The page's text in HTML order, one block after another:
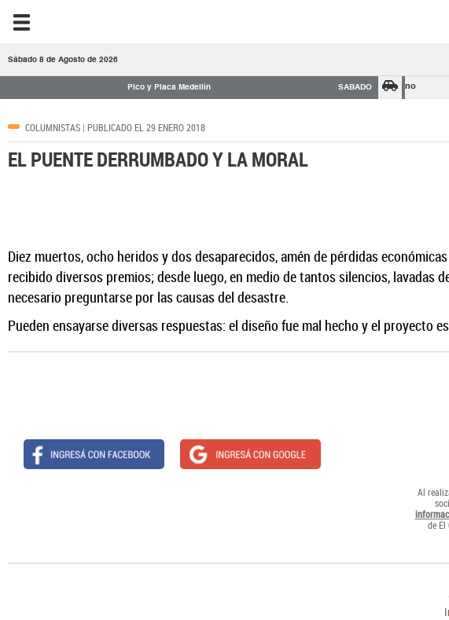
Sábado 8 de Agosto de 2026
Pico y Placa Medellín SABADO no
COLUMNISTAS | PUBLICADO EL 29 ENERO 2018
EL PUENTE DERRUMBADO Y LA MORAL
Diez muertos, ocho heridos y dos desaparecidos, amén de pérdidas
recibido diversos premios; desde luego, en medio de tantos silencios, lavadas
necesario preguntarse por las causas del desastre.
Pueden ensayarse diversas respuestas: el diseño fue mal hecho y el proyecto
Al
de